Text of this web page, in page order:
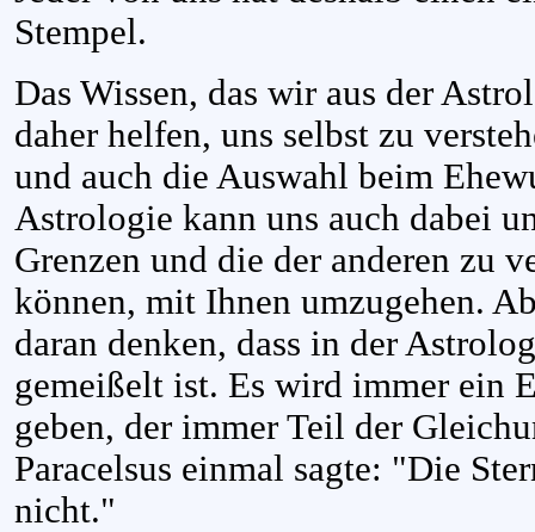
Stempel.
Das Wissen, das wir aus der
daher helfen, uns selbst zu
und auch die Auswahl beim
Astrologie kann uns auch dabei
Grenzen und die der anderen zu
können, mit Ihnen umzugehen.
daran denken, dass in der
gemeißelt ist. Es wird immer ein
geben, der immer Teil der
Paracelsus einmal sagte: "Die
nicht."